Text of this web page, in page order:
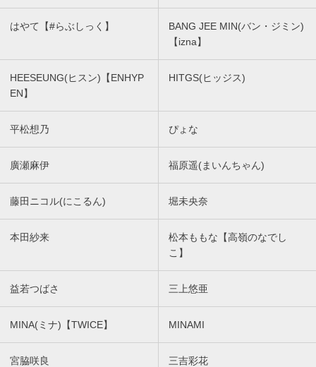
はやて【#らぶしっく】
BANG JEE MIN(バン・ジミン)
【izna】
HEESEUNG(ヒスン)【ENHYP
EN】
HITGS(ヒッジス)
平松想乃 ぴょな
廣瀬麻伊 福原遥(まいんちゃん)
藤田ニコル(にこるん) 堀未央奈
本田紗来
松本ももな【高嶺のなでし
こ】
益若つばさ 三上悠亜
MINA(ミナ)【TWICE】 MINAMI
宮脇咲良 三吉彩花